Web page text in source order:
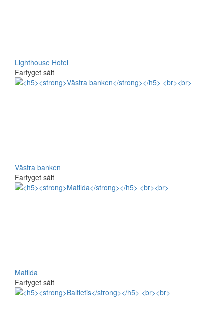
Lighthouse Hotel
Fartyget sålt
Västra banken
Fartyget sålt
Matilda
Fartyget sålt